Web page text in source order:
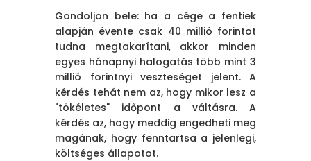
Gondoljon bele: ha a cége a fentiek
alapján évente csak 40 millió forintot
tudna megtakarítani, akkor minden
egyes hónapnyi halogatás több mint 3
millió forintnyi veszteséget jelent. A
kérdés tehát nem az, hogy mikor lesz a
"tökéletes" időpont a váltásra. A
kérdés az, hogy meddig engedheti meg
magának, hogy fenntartsa a jelenlegi,
költséges állapotot.